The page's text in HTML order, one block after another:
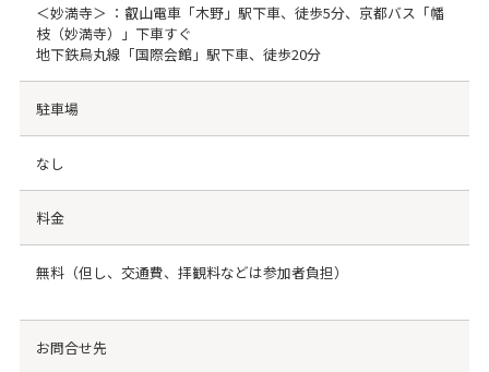
＜妙満寺＞ ：叡山電車「木野」駅下車、徒歩5分、京都バス「幡
枝（妙満寺）」下車すぐ
地下鉄烏丸線「国際会館」駅下車、徒歩20分
駐車場
なし
料金
無料（但し、交通費、拝観料などは参加者負担）
お問合せ先